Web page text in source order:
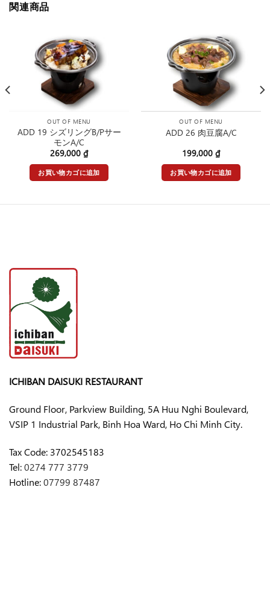
関連商品
OUT OF MENU
ADD 19 シズリングB/Pサー
モンA/C
269,000 ₫
お買い物カゴに追加
OUT OF MENU
ADD 26 肉豆腐A/C
199,000 ₫
お買い物カゴに追加
ICHIBAN DAISUKI RESTAURANT
Ground Floor, Parkview Building, 5A Huu Nghi Boulevard,
VSIP 1 Industrial Park, Binh Hoa Ward, Ho Chi Minh City.
Tax Code: 3702545183
Tel:0274 777 3779
Hotline:07799 87487